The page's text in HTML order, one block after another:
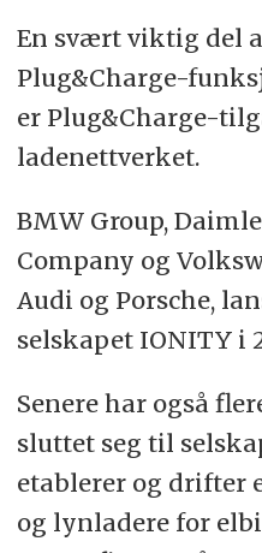
En svært viktig del
Plug&Charge-
er Plug&Charge-
ladenettverket.
BMW Group,
Company og
Audi og Porsche,
selskapet IONITY i
Senere har også
sluttet seg til
etablerer og drifter
og lynladere for